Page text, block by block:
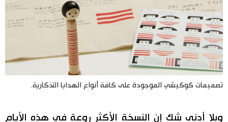
تصميمات كوكيشي الموجودة على كافة أنواع الهدايا التذكارية.
وبلا أدنى شك إن النسخة الأكثر روعة في هذه الأيام